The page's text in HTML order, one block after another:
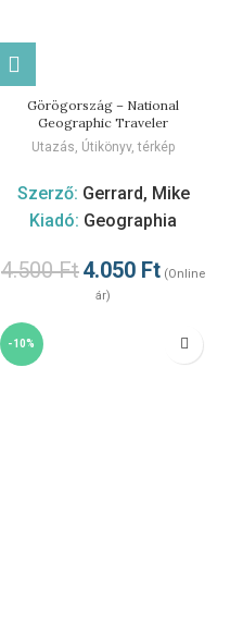
Görögország – National
Geographic Traveler
Utazás, Útikönyv, térkép
Szerző: Gerrard, Mike
Kiadó: Geographia
4.500Ft4.050 Ft (Online
ár)
-10%